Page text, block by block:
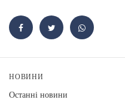
НОВИНИ
Останні новини